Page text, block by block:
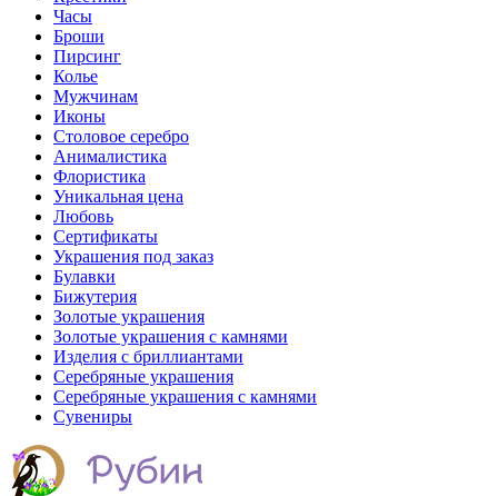
Часы
Броши
Пирсинг
Колье
Мужчинам
Иконы
Столовое серебро
Анималистика
Флористика
Уникальная цена
Любовь
Сертификаты
Украшения под заказ
Булавки
Бижутерия
Золотые украшения
Золотые украшения с камнями
Изделия с бриллиантами
Серебряные украшения
Серебряные украшения с камнями
Сувениры